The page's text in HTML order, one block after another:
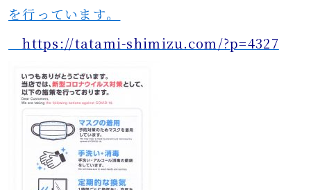
を行っています。
https://tatami-shimizu.com/?p=4327